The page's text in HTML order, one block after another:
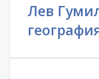
Лев